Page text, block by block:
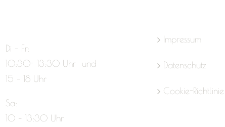
Di – Fr:
10:30- 13:30 Uhr und
15 – 18 Uhr
Sa:
10 – 13:30 Uhr
Impressum
Datenschutz
Cookie-